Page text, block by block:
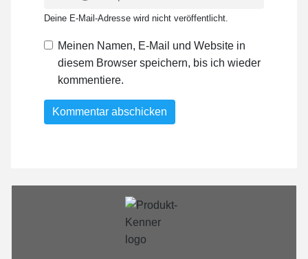
Deine E-Mail-Adresse wird nicht veröffentlicht.
Meinen Namen, E-Mail und Website in
diesem Browser speichern, bis ich wieder
kommentiere.